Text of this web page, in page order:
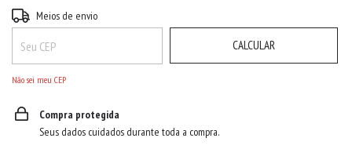
Entregas para o CEP:
Meios de envio
CALCULAR
Não sei meu CEP
Compra protegida
Seus dados cuidados durante toda a compra.